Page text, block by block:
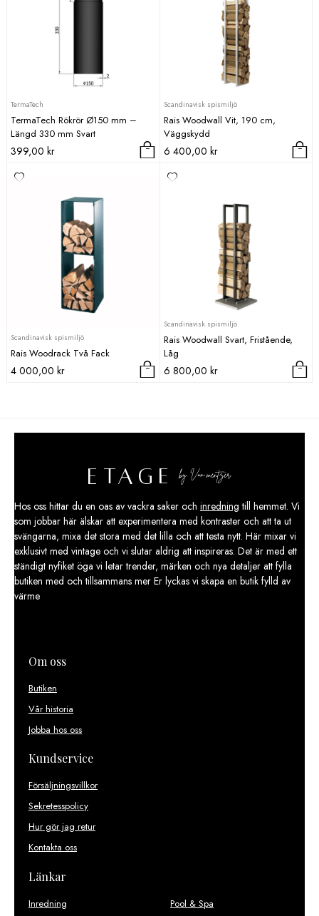
TermaTech
TermaTech Rökrör Ø150 mm –
Längd 330 mm Svart
399,00 kr
Scandinavisk spismiljö
Rais Woodwall Vit, 190 cm,
Väggskydd
6 400,00 kr
Scandinavisk spismiljö
Rais Woodrack Två Fack
4 000,00 kr
Scandinavisk spismiljö
Rais Woodwall Svart, Fristående,
Låg
6 800,00 kr
Hos oss hittar du en oas av vackra saker och inredning till hemmet. Vi
som jobbar här älskar att experimentera med kontraster och att ta ut
svängarna, mixa det stora med det lilla och att testa nytt. Här mixar vi
exklusivt med vintage och vi slutar aldrig att inspireras. Det är med ett
ständigt nyfiket öga vi letar trender, märken och nya detaljer att fylla
butiken med och tillsammans mer Er lyckas vi skapa en butik fylld av
värme
Om oss
Butiken
Vår historia
Jobba hos oss
Kundservice
Försäljningsvillkor
Sekretesspolicy
Hur gör jag retur
Kontakta oss
Länkar
Inredning Pool & Spa